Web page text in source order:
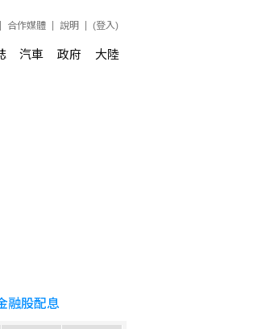
合作媒體 說明 (登入)
汽車 政府 大陸
融股配息